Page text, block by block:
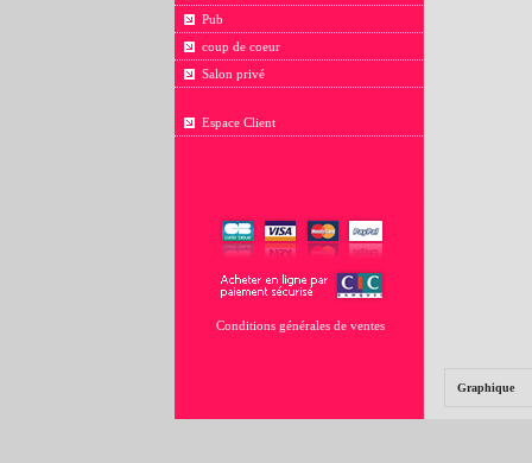
Pub
coup de coeur
Salon privé
Espace Client
Conditions générales de ventes
Graphique